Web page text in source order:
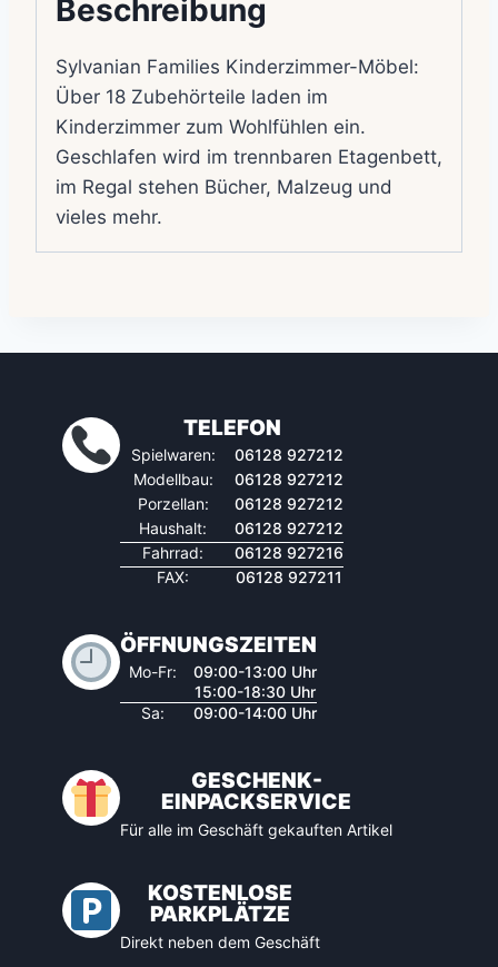
Beschreibung
Sylvanian Families Kinderzimmer-Möbel:
Über 18 Zubehörteile laden im
Kinderzimmer zum Wohlfühlen ein.
Geschlafen wird im trennbaren Etagenbett,
im Regal stehen Bücher, Malzeug und
vieles mehr.
TELEFON
Spielwaren:
06128 927212
Modellbau:
06128 927212
Porzellan:
06128 927212
Haushalt:
06128 927212
Fahrrad:
06128 927216
FAX:
06128 927211
ÖFFNUNGSZEITEN
Mo-Fr:
09:00-13:00 Uhr
15:00-18:30 Uhr
Sa:
09:00-14:00 Uhr
GESCHENK-
EINPACKSERVICE
Für alle im Geschäft gekauften Artikel
KOSTENLOSE
PARKPLÄTZE
Direkt neben dem Geschäft